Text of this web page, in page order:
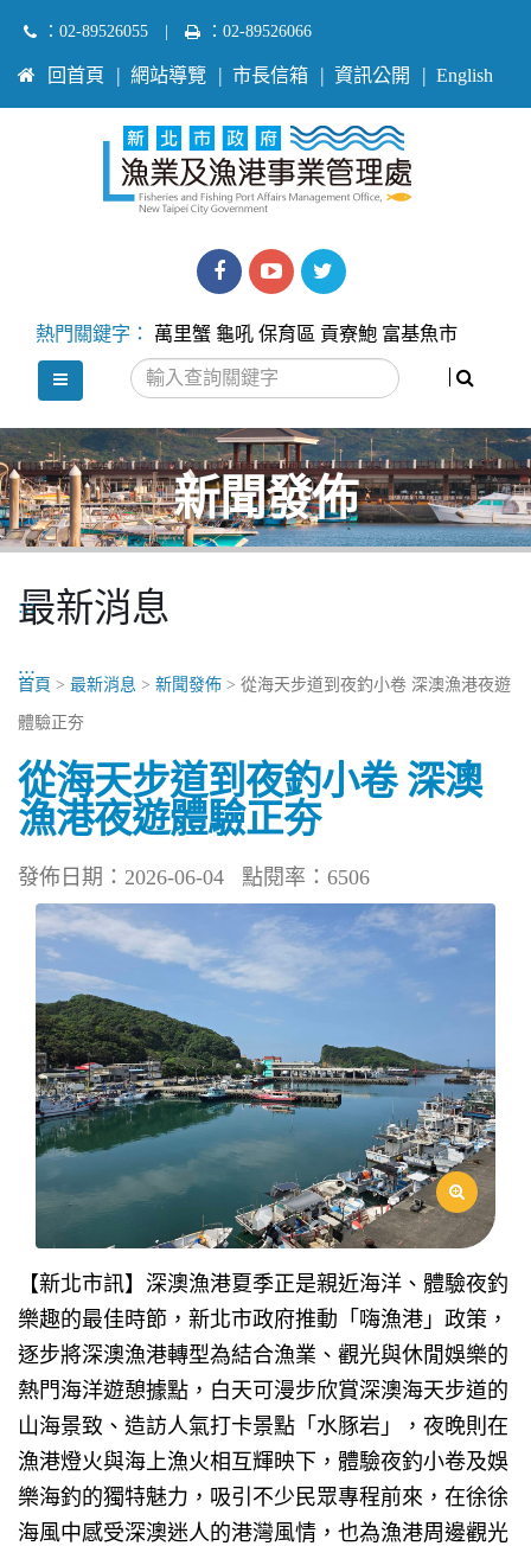
主
要
：02-89526055 ：02-89526066
::: 回首頁 網站導覽 市長信箱 資訊公開 English
漁
處
facebook
漁
處
youtube
Twitter
熱門關鍵字： 萬里蟹 龜吼 保育區 貢寮鮑 富基魚市
選單
新聞發佈
:::
最新消息
:::
首頁 > 最新消息 > 新聞發佈 > 從海天步道到夜釣小卷 深澳漁港夜遊
體驗正夯
從海天步道到夜釣小卷 深澳
漁港夜遊體驗正夯
發佈日期：2026-06-04 點閱率：6506
【新北市訊】深澳漁港夏季正是親近海洋、體驗夜釣
樂趣的最佳時節，新北市政府推動「嗨漁港」政策，
逐步將深澳漁港轉型為結合漁業、觀光與休閒娛樂的
熱門海洋遊憩據點，白天可漫步欣賞深澳海天步道的
山海景致、造訪人氣打卡景點「水豚岩」，夜晚則在
漁港燈火與海上漁火相互輝映下，體驗夜釣小卷及娛
樂海釣的獨特魅力，吸引不少民眾專程前來，在徐徐
海風中感受深澳迷人的港灣風情，也為漁港周邊觀光